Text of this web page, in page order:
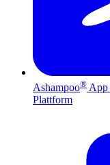
Ashampoo® App
Plattform